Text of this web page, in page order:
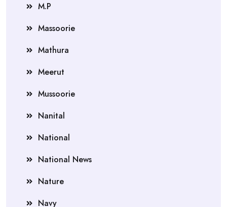
M.P
Massoorie
Mathura
Meerut
Mussoorie
Nanital
National
National News
Nature
Navy